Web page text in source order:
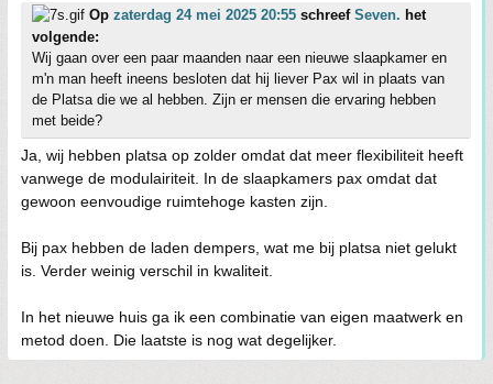
Op zaterdag 24 mei 2025 20:55 schreef Seven. het
volgende:
Wij gaan over een paar maanden naar een nieuwe slaapkamer en
m'n man heeft ineens besloten dat hij liever Pax wil in plaats van
de Platsa die we al hebben. Zijn er mensen die ervaring hebben
met beide?
Ja, wij hebben platsa op zolder omdat dat meer flexibiliteit heeft
vanwege de modulairiteit. In de slaapkamers pax omdat dat
gewoon eenvoudige ruimtehoge kasten zijn.
Bij pax hebben de laden dempers, wat me bij platsa niet gelukt
is. Verder weinig verschil in kwaliteit.
In het nieuwe huis ga ik een combinatie van eigen maatwerk en
metod doen. Die laatste is nog wat degelijker.